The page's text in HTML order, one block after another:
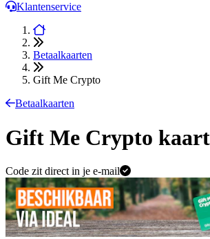
Klantenservice
Betaalkaarten
Gift Me Crypto
Betaalkaarten
Gift Me Crypto
Code zit direct in je e-mail